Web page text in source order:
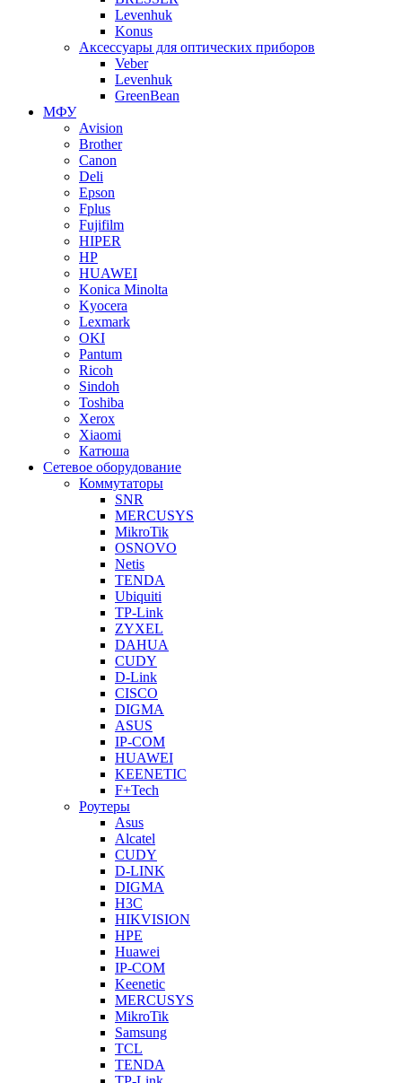
Levenhuk
Konus
Аксессуары для оптических приборов
Veber
Levenhuk
GreenBean
МФУ
Avision
Brother
Canon
Deli
Epson
Fplus
Fujifilm
HIPER
HP
HUAWEI
Konica Minolta
Kyocera
Lexmark
OKI
Pantum
Ricoh
Sindoh
Toshiba
Xerox
Xiaomi
Катюша
Сетевое оборудование
Коммутаторы
SNR
MERCUSYS
MikroTik
OSNOVO
Netis
TENDA
Ubiquiti
TP-Link
ZYXEL
DAHUA
CUDY
D-Link
CISCO
DIGMA
ASUS
IP-COM
HUAWEI
KEENETIC
F+Tech
Роутеры
Asus
Alcatel
CUDY
D-LINK
DIGMA
H3C
HIKVISION
HPE
Huawei
IP-COM
Keenetic
MERCUSYS
MikroTik
Samsung
TCL
TENDA